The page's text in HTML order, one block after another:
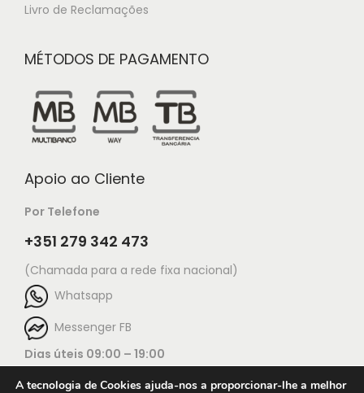
Livro de Reclamações
MÉTODOS DE PAGAMENTO
Apoio ao Cliente
Por Telefone
+351 279 342 473
(Chamada para a rede fixa nacional)
Whatsapp
Messenger FB
Dias úteis 09:00 – 19:00
A tecnologia de Cookies ajuda-nos a proporcionar-lhe a melhor